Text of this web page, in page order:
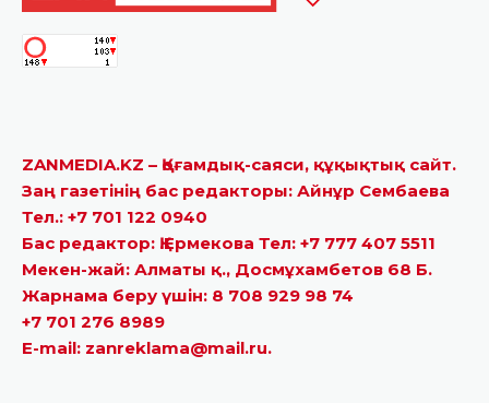
ZANMEDIA.KZ – Қоғамдық-саяси, құқықтық сайт.
Заң газетінің бас редакторы: Айнұр Сембаева
Тел.: +7 701 122 0940
Бас редактор: Қ.Ермекова Тел: +7 777 407 5511
Мекен-жай: Алматы қ., Досмұхамбетов 68 Б.
Жарнама беру үшін: 8 708 929 98 74
+7 701 276 8989
E-mail: zanreklama@mail.ru.